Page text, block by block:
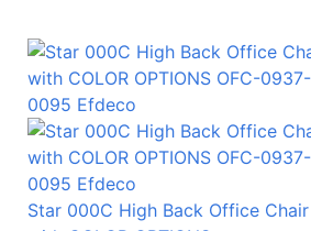
Star 000C High Back Office Chair